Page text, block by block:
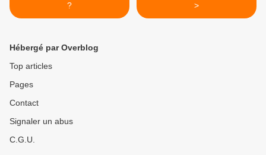
?
>
Hébergé par Overblog
Top articles
Pages
Contact
Signaler un abus
C.G.U.